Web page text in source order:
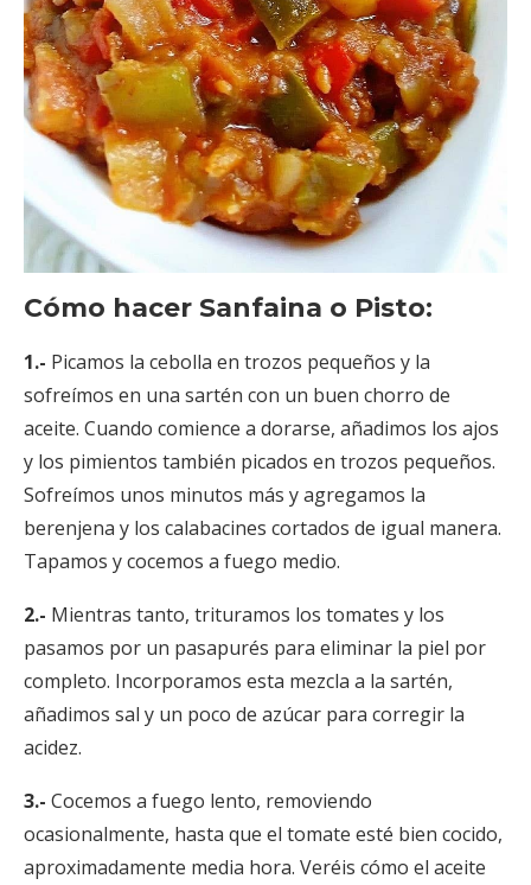
Cómo hacer Sanfaina o Pisto:
1.- Picamos la cebolla en trozos pequeños y la
sofreímos en una sartén con un buen chorro de
aceite. Cuando comience a dorarse, añadimos los ajos
y los pimientos también picados en trozos pequeños.
Sofreímos unos minutos más y agregamos la
berenjena y los calabacines cortados de igual manera.
Tapamos y cocemos a fuego medio.
2.- Mientras tanto, trituramos los tomates y los
pasamos por un pasapurés para eliminar la piel por
completo. Incorporamos esta mezcla a la sartén,
añadimos sal y un poco de azúcar para corregir la
acidez.
3.- Cocemos a fuego lento, removiendo
ocasionalmente, hasta que el tomate esté bien cocido,
aproximadamente media hora. Veréis cómo el aceite